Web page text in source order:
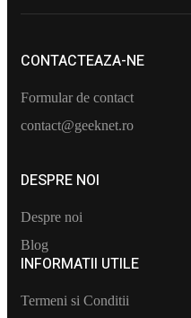
CONTACTEAZA-NE
Formular de contact
contact@geeknet.ro
DESPRE NOI
Despre noi
Blog
INFORMATII UTILE​
Termeni si Conditii